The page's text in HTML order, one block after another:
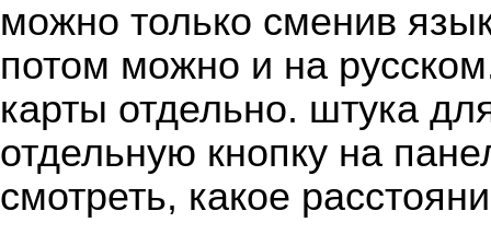
можно только сменив
потом можно и на
карты отдельно. штука
отдельную кнопку на
смотреть, какое